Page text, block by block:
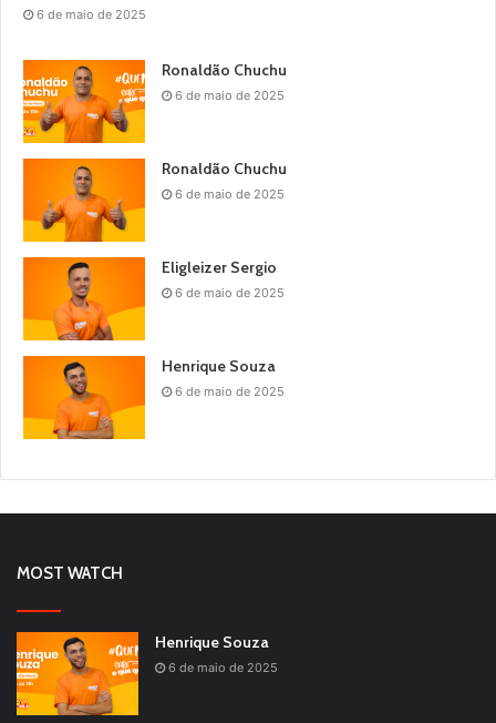
6 de maio de 2025
Ronaldão Chuchu
6 de maio de 2025
Ronaldão Chuchu
6 de maio de 2025
Eligleizer Sergio
6 de maio de 2025
Henrique Souza
6 de maio de 2025
MOST WATCH
Henrique Souza
6 de maio de 2025